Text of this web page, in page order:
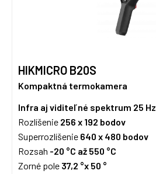
HIKMICRO B20S
Kompaktná termokamera
Infra aj viditeľné spektrum 25 Hz
Rozlíšenie 256 x 192 bodov
Superrozlíšenie 640 x 480 bodov
Rozsah -20 °C až 550 °C
Zorné pole 37,2 °x 50 °